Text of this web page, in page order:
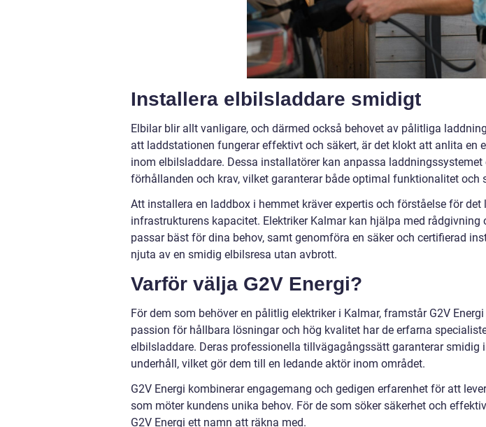
Installera elbilsladdare smidigt
Elbilar blir allt vanligare, och därmed också behovet av pålitliga
att laddstationen fungerar effektivt och säkert, är det klokt att anlita en
inom elbilsladdare. Dessa installatörer kan anpassa
förhållanden och krav, vilket garanterar både optimal funktionalitet och
Att installera en laddbox i hemmet kräver expertis och förståelse för det
infrastrukturens kapacitet. Elektriker Kalmar kan hjälpa med
passar bäst för dina behov, samt genomföra en säker och certifierad
njuta av en smidig elbilsresa utan avbrott.
Varför välja G2V Energi?
För dem som behöver en pålitlig elektriker i Kalmar, framstår G2V
passion för hållbara lösningar och hög kvalitet har de erfarna
elbilsladdare. Deras professionella tillvägagångssätt garanterar
underhåll, vilket gör dem till en ledande aktör inom området.
G2V Energi kombinerar engagemang och gedigen erfarenhet för att
som möter kundens unika behov. För de som söker säkerhet och
G2V Energi ett namn att räkna med.